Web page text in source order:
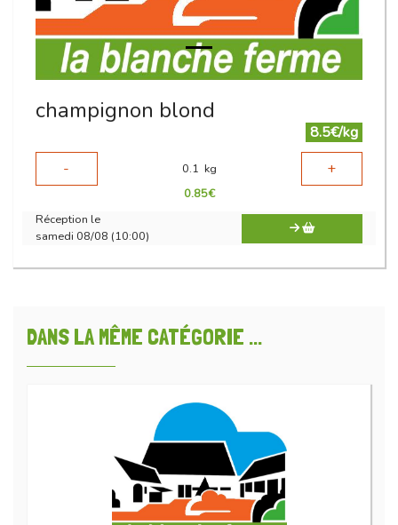
champignon blond
8.5€/kg
-
0.1 kg +
0.85€
Réception le
samedi 08/08 (10:00)
DANS LA MÊME CATÉGORIE ...